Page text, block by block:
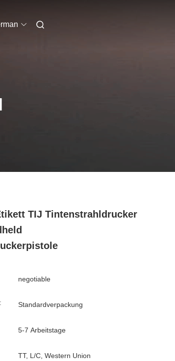
TIJ Tintenstrahldrucker
negotiable
Standardverpackung
5-7 Arbeitstage
TT, L/C, Western Union